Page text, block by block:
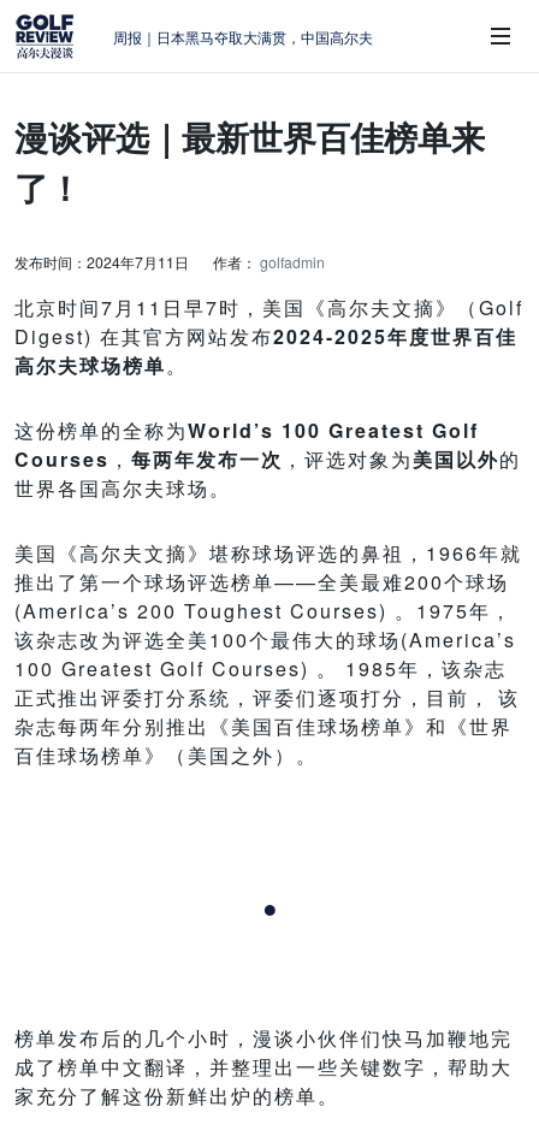
周报｜日本黑马夺取大满贯，中国高尔夫
AIG英国女子公开赛，一场大满贯的50年
蜕变
Menu
漫谈评选｜最新世界百佳榜单来
了！
发布时间：2024年7月11日 作者： golfadmin
北京时间7月11日早7时，美国《高尔夫文摘》（Golf
Digest) 在其官方网站发布2024-2025年度世界百佳
高尔夫球场榜单。
这份榜单的全称为World’s 100 Greatest Golf
Courses ， 每两年发布一次 ，评选对象为美国以外的
世界各国高尔夫球场。
美国《高尔夫文摘》堪称球场评选的鼻祖，1966年就
推出了第一个球场评选榜单——全美最难200个球场
(America’s 200 Toughest Courses) 。1975年，
该杂志改为评选全美100个最伟大的球场(America’s
100 Greatest Golf Courses) 。 1985年，该杂志
正式推出评委打分系统，评委们逐项打分，目前， 该
杂志每两年分别推出《美国百佳球场榜单》和《世界
百佳球场榜单》（美国之外）。
·
榜单发布后的几个小时，漫谈小伙伴们快马加鞭地完
成了榜单中文翻译，并整理出一些关键数字，帮助大
家充分了解这份新鲜出炉的榜单。